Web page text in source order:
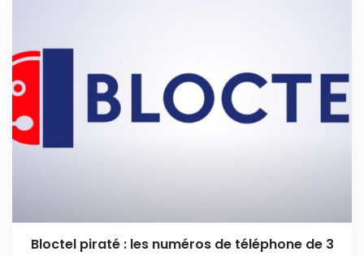
Bloctel piraté : les numéros de téléphone de 3